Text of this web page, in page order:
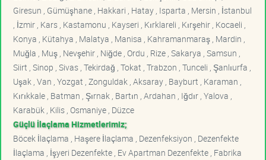
Giresun , Gümüşhane , Hakkari , Hatay , Isparta , Mersin , İstanbul
, İzmir , Kars , Kastamonu , Kayseri , Kırklareli , Kırşehir , Kocaeli ,
Konya , Kütahya , Malatya , Manisa , Kahramanmaraş , Mardin ,
Muğla , Muş , Nevşehir , Niğde , Ordu , Rize , Sakarya , Samsun ,
Siirt , Sinop , Sivas , Tekirdağ , Tokat , Trabzon , Tunceli , Şanlıurfa ,
Uşak , Van , Yozgat , Zonguldak , Aksaray , Bayburt , Karaman ,
Kırıkkale , Batman , Şırnak , Bartın , Ardahan , Iğdır , Yalova ,
Karabük , Kilis , Osmaniye , Düzce
Güçlü İlaçlama Hizmetlerimiz;
Böcek İlaçlama , Haşere İlaçlama , Dezenfeksiyon , Dezenfekte
İlaçlama , İşyeri Dezenfekte , Ev Apartman Dezenfekte , Fabrika